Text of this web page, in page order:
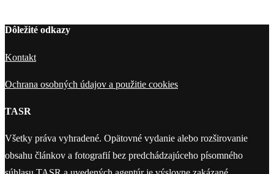
Dôležité odkazy
Kontakt
Ochrana osobných údajov a použitie cookies
TASR
Všetky práva vyhradené. Opätovné vydanie alebo rozširovanie
obsahu článkov a fotografií bez predchádzajúceho písomného